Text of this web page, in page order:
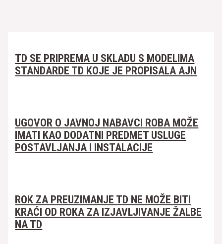
TD SE PRIPREMA U SKLADU S MODELIMA
STANDARDE TD KOJE JE PROPISALA AJN
UGOVOR O JAVNOJ NABAVCI ROBA MOŽE
IMATI KAO DODATNI PREDMET USLUGE
POSTAVLJANJA I INSTALACIJE
ROK ZA PREUZIMANJE TD NE MOŽE BITI
KRAĆI OD ROKA ZA IZJAVLJIVANJE ŽALBE
NA TD